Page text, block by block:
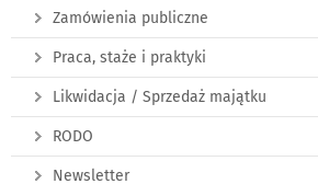
Zamówienia publiczne
Praca, staże i praktyki
Likwidacja / Sprzedaż majątku
RODO
Newsletter